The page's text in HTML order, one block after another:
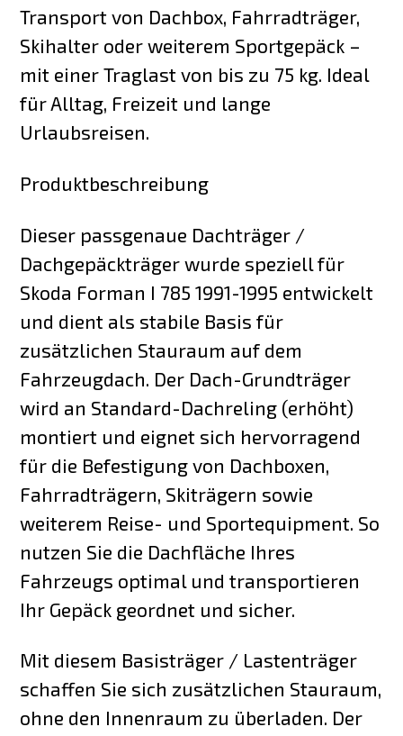
Transport von Dachbox, Fahrradträger,
Skihalter oder weiterem Sportgepäck –
mit einer Traglast von bis zu 75 kg. Ideal
für Alltag, Freizeit und lange
Urlaubsreisen.
Produktbeschreibung
Dieser passgenaue Dachträger /
Dachgepäckträger wurde speziell für
Skoda Forman I 785 1991-1995 entwickelt
und dient als stabile Basis für
zusätzlichen Stauraum auf dem
Fahrzeugdach. Der Dach-Grundträger
wird an Standard-Dachreling (erhöht)
montiert und eignet sich hervorragend
für die Befestigung von Dachboxen,
Fahrradträgern, Skiträgern sowie
weiterem Reise- und Sportequipment. So
nutzen Sie die Dachfläche Ihres
Fahrzeugs optimal und transportieren
Ihr Gepäck geordnet und sicher.
Mit diesem Basisträger / Lastenträger
schaffen Sie sich zusätzlichen Stauraum,
ohne den Innenraum zu überladen. Der